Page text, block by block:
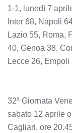
1-1, lunedì 7
Inter 68, Napoli
Lazio 55, Roma,
40, Genoa 38,
Lecce 26,
32ª Giornata
sabato 12 aprile
Cagliari, ore